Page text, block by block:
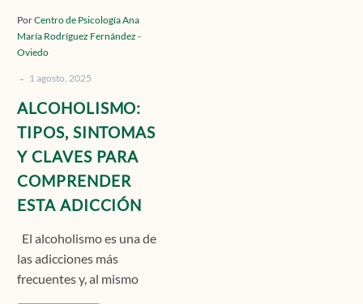
Solicita cita
COMPRENDER
ESTA
PorCentro de Psicología Ana
María Rodríguez Fernández -
Oviedo
- 1 agosto, 2025
ALCOHOLISMO:
TIPOS, SINTOMAS
Y CLAVES PARA
COMPRENDER
ESTA ADICCIÓN
El alcoholismo es una de
las adicciones más
frecuentes y, al mismo